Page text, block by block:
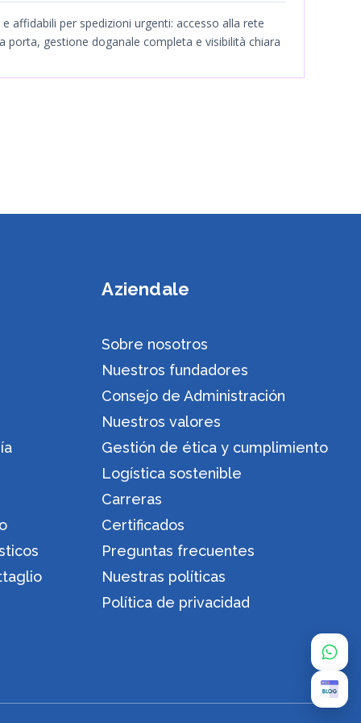
affidabili per spedizioni urgenti: accesso alla rete
gestione doganale completa e visibilità chiara
Aziendale
Sobre nosotros
Nuestros fundadores
Consejo de Administración
Nuestros valores
Gestión de ética y cumplimiento
Logística sostenible
Carreras
Certificados
Preguntas frecuentes
Nuestras políticas
Política de privacidad